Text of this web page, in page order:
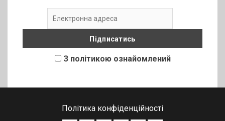
З політикою ознайомлений
Політика конфіденційності